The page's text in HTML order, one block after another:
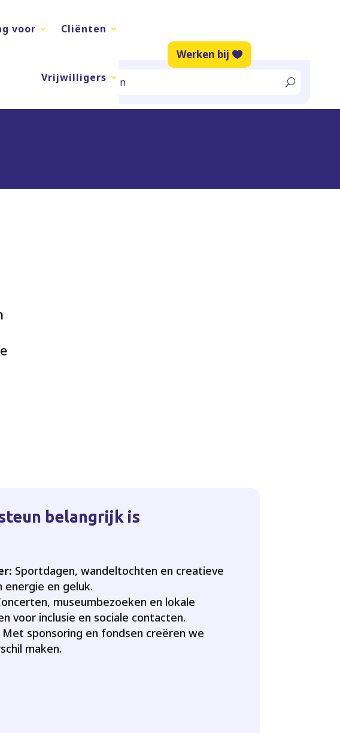
voor Cliënten
Vrijwilligers
Werken bij
belangrijk is
Sportdagen, wandeltochten en creatieve
en geluk.
museumbezoeken en lokale
voor inclusie en sociale contacten.
Met sponsoring en fondsen creëren we
maken.